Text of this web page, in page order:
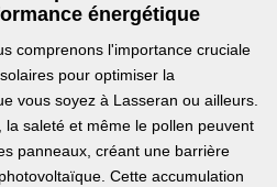
énergétique
comprenons l'importance cruciale
pour optimiser la
vous soyez à Lasseran ou ailleurs.
saleté et même le pollen peuvent
panneaux, créant une barrière
Cette accumulation